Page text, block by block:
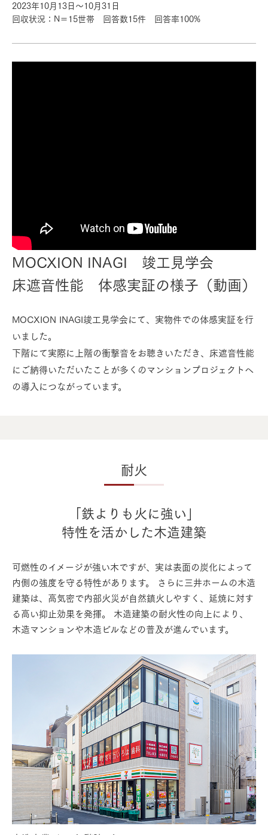
モデルハウス紹介・
オンライン相談
2023年10月13日～10月31日
回収状況：N＝15世帯 回答数15件 回答率100%
MOCXION INAGI 竣工見学会
床遮音性能 体感実証の様子（動画）
MOCXION INAGI竣工見学会にて、実物件での体感実証を行
いました。
下階にて実際に上階の衝撃音をお聴きいただき、床遮音性能
にご納得いただいたことが多くのマンションプロジェクトへ
の導入につながっています。
耐火
「鉄よりも火に強い」
特性を活かした木造建築
可燃性のイメージが強い木ですが、実は表面の炭化によって
内側の強度を守る特性があります。
さらに三井ホームの木造
建築は、高気密で内部火災が自然鎮火しやすく、延焼に対す
る高い抑止効果を発揮。
木造建築の耐火性の向上により、
木造マンションや木造ビルなどの普及が進んでいます。